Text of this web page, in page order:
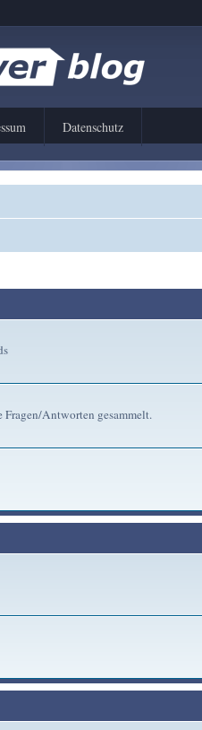
Datenschutz
Fragen/Antworten gesammelt.